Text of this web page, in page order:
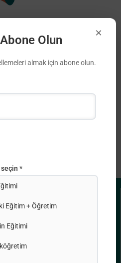
(TCA Youth
×
Olun
almak için abone olun.
seçin *
Eğitim + Öğretim
Eğitimi